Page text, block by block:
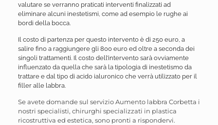
valutare se verranno praticati interventi finalizzati ad
eliminare alcuni inestetismi, come ad esempio le rughe ai
bordi della bocca.
Il costo di partenza per questo intervento è di 250 euro, a
salire fino a raggiungere gli 800 euro ed oltre a seconda dei
singoli trattamenti. Il costo dell’intervento sarà ovviamente
influenzato da quella che sarà la tipologia di inestetismo da
trattare e dal tipo di acido ialuronico che verrà utilizzato per il
filler alle labbra.
Se avete domande sul servizio Aumento labbra Corbetta i
nostri specialisti, chirurghi specializzati in plastica
ricostruttiva ed estetica, sono pronti a rispondervi.